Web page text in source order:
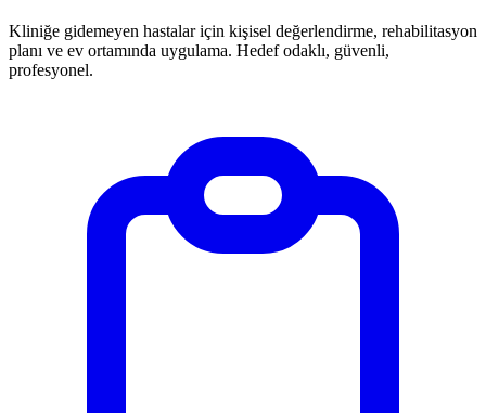
Kliniğe gidemeyen hastalar için kişisel değerlendirme, rehabilitasyon
planı ve ev ortamında uygulama. Hedef odaklı, güvenli,
profesyonel.